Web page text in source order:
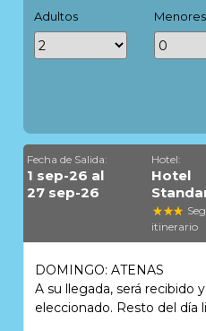
Adultos Menores
Fecha de Salida:
1 sep-26 al
27 sep-26
Hotel:
Hotel
itinerario
DOMINGO: ATENAS
A su llegada, será recibido
eleccionado. Resto del día